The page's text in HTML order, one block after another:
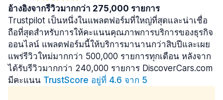
อ้างอิงจากรีวิวมากกว่า 275,000 รายการ
Trustpilot เป็นหนึ่งในแพลตฟอร์มที่ใหญ่ที่สุดและน่าเชื่อ
ถือที่สุดสำหรับการให้คะแนนคุณภาพการบริการของธุรกิจ
ออนไลน์ แพลตฟอร์มนี้ให้บริการมานานกว่าสิบปีและเผย
แพร่รีวิวใหม่มากกว่า 500,000 รายการทุกเดือน หลังจาก
ได้รับรีวิวมากกว่า 240,000 รายการ DiscoverCars.com
มีคะแนน TrustScore อยู่ที่ 4.6 จาก 5